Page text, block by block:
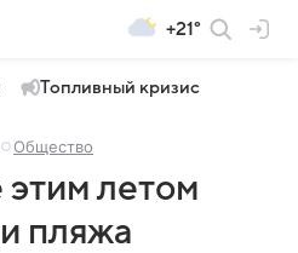
+21°
Топливный кризис
Общество
этим летом
пляжа